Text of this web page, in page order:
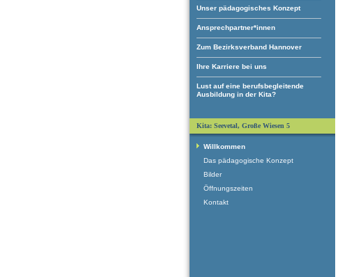
Unser pädagogisches Konzept
Ansprechpartner*innen
Zum Bezirksverband Hannover
Ihre Karriere bei uns
Lust auf eine berufsbegleitende
Ausbildung in der Kita?
Kita: Seevetal, Große Wiesen 5
Willkommen
Das pädagogische Konzept
Bilder
Öffnungszeiten
Kontakt